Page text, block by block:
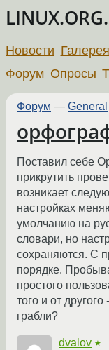
Новости Галерея
Форум Опросы
Форум — General
Поставил себе
прикрутить
возникает
настройках
умолчанию на
словари, но
сохраняются. С
порядке.
простого
того и от
грабли?
dvalov ★